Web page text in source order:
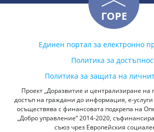
ГОРЕ
Единен портал за електронно
Политика за
Политика за защита на
Проект „Доразвитие и централизиране на
достъп на граждани до информация, е-услуги
осъществява с финансовата подкрепа на
„Добро управление“ 2014-2020,
съюз чрез Европейския